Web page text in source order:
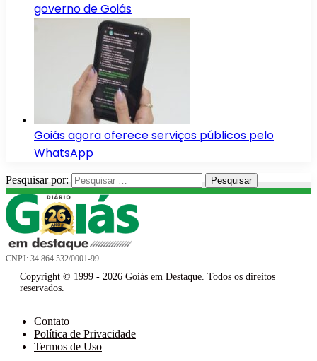
governo de Goiás
Goiás agora oferece serviços públicos pelo
WhatsApp
Pesquisar por:
CNPJ: 34.864.532/0001-99
Copyright © 1999 - 2026 Goiás em Destaque. Todos os direitos
reservados.
Contato
Política de Privacidade
Termos de Uso